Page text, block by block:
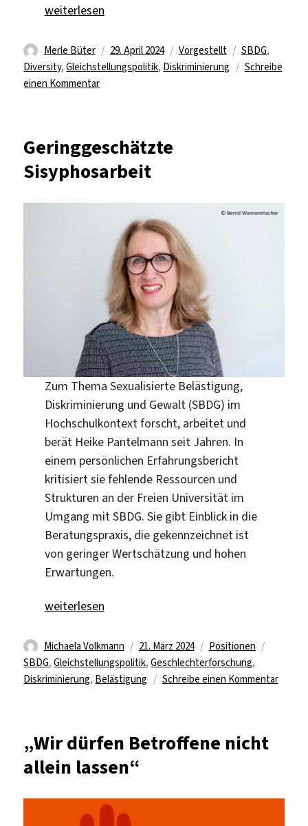
„Neue Regelungen für Chancengleichheit (1)“
weiterlesen
Autor
Merle Büter
Veröffentlicht
am
29. April 2024 Kategorien
Vorgestellt Schlagwörter
SBDG,
Diversity,Gleichstellungspolitik, Diskriminierung
Schreibe
einen Kommentarzu
Chancengleichheit
(1)
Geringgeschätzte
Sisyphosarbeit
Zum Thema Sexualisierte Belästigung,
Diskriminierung und Gewalt (SBDG) im
Hochschulkontext forscht, arbeitet und
berät Heike Pantelmann seit Jahren. In
einem persönlichen Erfahrungsbericht
kritisiert sie fehlende Ressourcen und
Strukturen an der Freien Universität im
Umgang mit SBDG. Sie gibt Einblick in die
Beratungspraxis, die gekennzeichnet ist
von geringer Wertschätzung und hohen
Erwartungen.
„Geringgeschätzte Sisyphosarbeit“
weiterlesen
Autor
Michaela Volkmann
Veröffentlicht
am
21. März 2024 Kategorien
Positionen
SBDG,Gleichstellungspolitik,Geschlechterforschung,
Diskriminierung, Belästigung Schreibe einen Kommentarzu
„Wir dürfen Betroffene nicht
allein lassen“